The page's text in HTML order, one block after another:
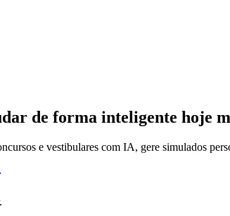
de forma inteligente hoje
e vestibulares com IA, gere simulados